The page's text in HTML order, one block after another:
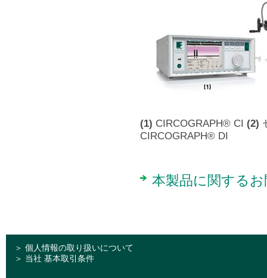
(1) CIRCOGRAPH® CI (2)
CIRCOGRAPH® DI
本製品に関する
＞ 個人情報の取り扱いについて
＞ 当社 基本取引条件